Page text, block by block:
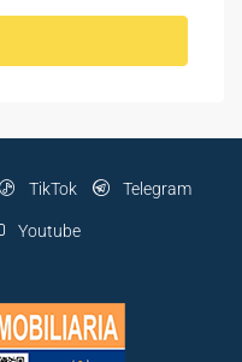
TikTok Telegram
Youtube